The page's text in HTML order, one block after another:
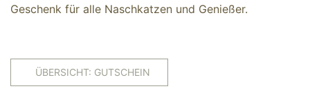
Geschenk für alle Naschkatzen und Genießer.
ÜBERSICHT: GUTSCHEIN